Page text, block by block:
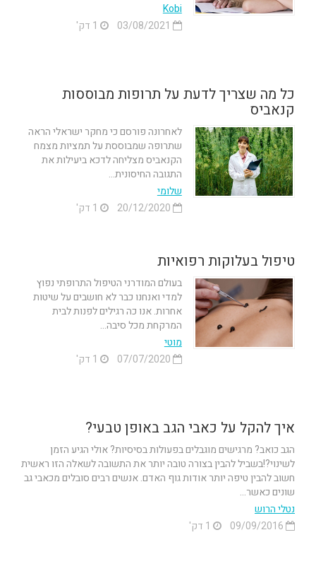
Kobi
כל מה שצריך לדעת על תרופות מבוססות
קנאביס
לאחרונה פורסם כי מחקר ישראלי הראה
שתרופה שמבוססת על תמציות מצמח
הקנאביס מצליחה לדכא ביעילות את
התגובה החיסונית...
שלומי
טיפול בעלוקות רפואיות
בעולם המודרני הטיפול התרופתי נפוץ
למדי ואנחנו כבר לא חושבים על שיטות
אחרות. אנו כה רגילים לפנות לבית
המרקחת מכל סיבה...
מוטי
איך להקל על כאבי הגב באופן טבעי?
הגב כואב? מרגישים מוגבלים בפעולות בסיסיות? אולי הגיע הזמן
לשינוי?!בשביל להבין בצורה טובה יותר את התשובה לשאלה הזו ראשית
חשוב להבין טיפה יותר אודות גוף האדם. אנשים רבים סובלים מכאבי גב
שונים כאשר...
נטלי הרוש